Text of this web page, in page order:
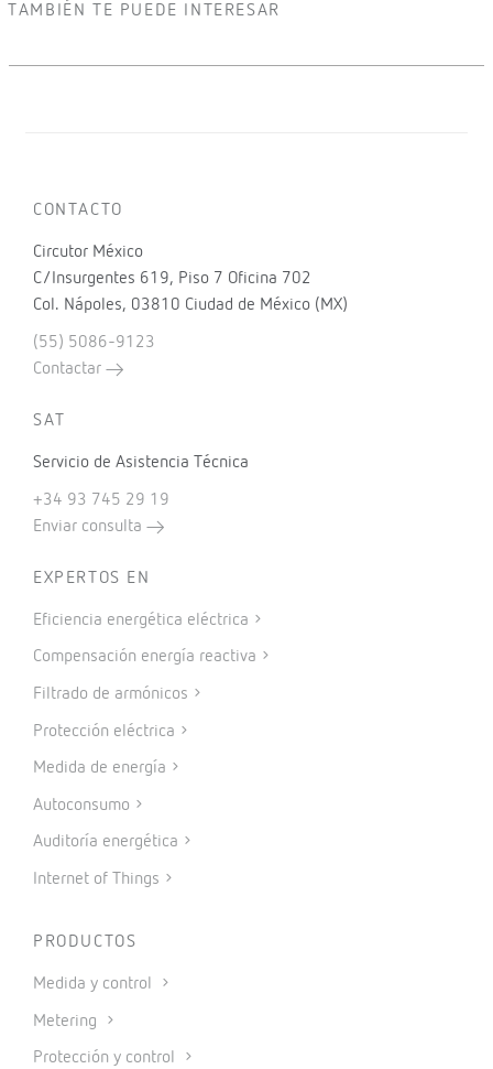
TAMBIÉN TE PUEDE INTERESAR
CONTACTO
Circutor México
C/Insurgentes 619, Piso 7 Oficina 702
Col. Nápoles, 03810 Ciudad de México (MX)
(55) 5086-9123
Contactar
SAT
Servicio de Asistencia Técnica
+34 93 745 29 19
Enviar consulta
EXPERTOS EN
Eficiencia energética eléctrica
Compensación energía reactiva
Filtrado de armónicos
Protección eléctrica
Medida de energía
Autoconsumo
Auditoría energética
Internet of Things
PRODUCTOS
Medida y control
Metering
Protección y control